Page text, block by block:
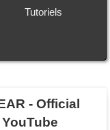
Tutoriels
- Official